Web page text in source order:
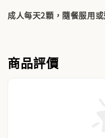
成人每天2顆，隨餐服用
商品評價